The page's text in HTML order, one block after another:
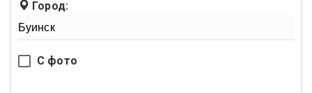
Город:
С фото